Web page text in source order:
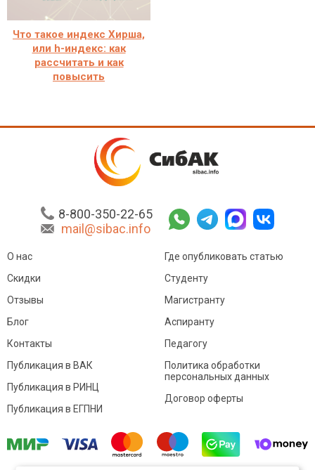
Что такое индекс Хирша,
или h-индекс: как
рассчитать и как
повысить
8-800-350-22-65
mail@sibac.info
О нас
Скидки
Отзывы
Блог
Контакты
Где опубликовать статью
Студенту
Магистранту
Аспиранту
Педагогу
Публикация в ВАК
Публикация в РИНЦ
Публикация в ЕГПНИ
Политика обработки
персональных данных
Договор оферты